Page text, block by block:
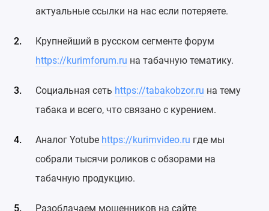
актуальные ссылки на нас если потеряете.
Крупнейший в русском сегменте форум
https://kurimforum.ru на табачную тематику.
Социальная сеть https://tabakobzor.ru на тему
табака и всего, что связано с курением.
Аналог Yotube https://kurimvideo.ru где мы
собрали тысячи роликов с обзорами на
табачную продукцию.
Разоблачаем мошенников на сайте